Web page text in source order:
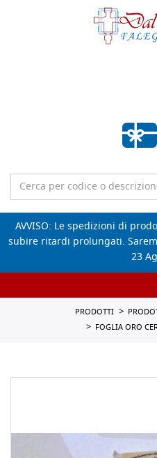
AVVISO: Le spedizioni di
subire ritardi prolungati.
23
PRODOTTI
FOGLIA ORO